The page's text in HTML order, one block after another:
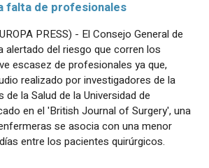
falta de profesionales
PRESS) - El Consejo General de
alertado del riesgo que corren los
escasez de profesionales ya que,
realizado por investigadores de la
de la Salud de la Universidad de
en el 'British Journal of Surgery', una
se asocia con una menor
entre los pacientes quirúrgicos.